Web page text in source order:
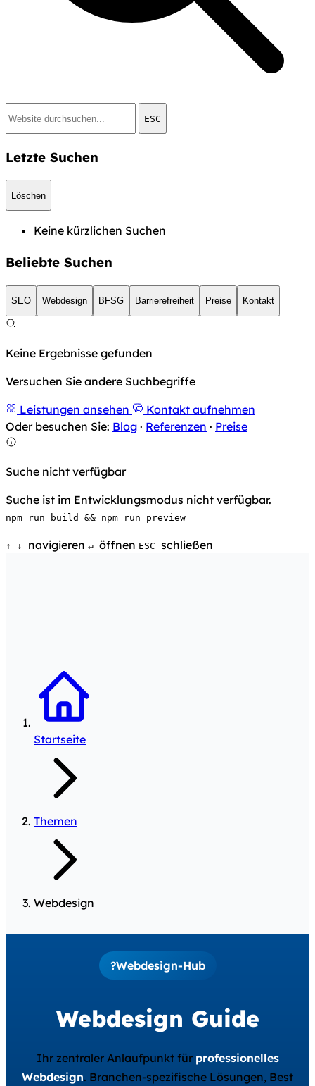
ESC
Letzte Suchen
Löschen
Keine kürzlichen Suchen
Beliebte Suchen
SEO Webdesign BFSG Barrierefreiheit Preise Kontakt
Keine Ergebnisse gefunden
Versuchen Sie andere Suchbegriffe
Leistungen ansehen
Kontakt aufnehmen
Oder besuchen Sie: Blog · Referenzen · Preise
Suche nicht verfügbar
Suche ist im Entwicklungsmodus nicht verfügbar.
npm run build && npm run preview
↑ ↓ navigieren ↵ öffnen ESC schließen
Startseite
Themen
Webdesign
?Webdesign-Hub
Webdesign Guide
Ihr zentraler Anlaufpunkt für professionelles
Webdesign. Branchen-spezifische Lösungen, Best